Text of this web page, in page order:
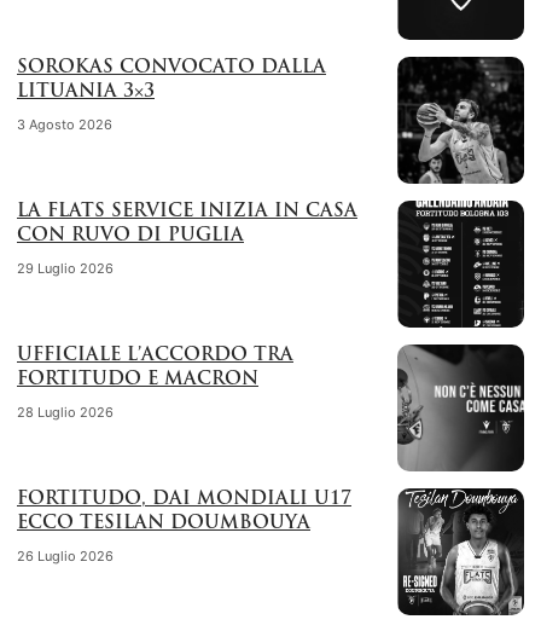
SOROKAS CONVOCATO DALLA
LITUANIA 3×3
3 Agosto 2026
LA FLATS SERVICE INIZIA IN CASA
CON RUVO DI PUGLIA
29 Luglio 2026
UFFICIALE L’ACCORDO TRA
FORTITUDO E MACRON
28 Luglio 2026
FORTITUDO, DAI MONDIALI U17
ECCO TESILAN DOUMBOUYA
26 Luglio 2026